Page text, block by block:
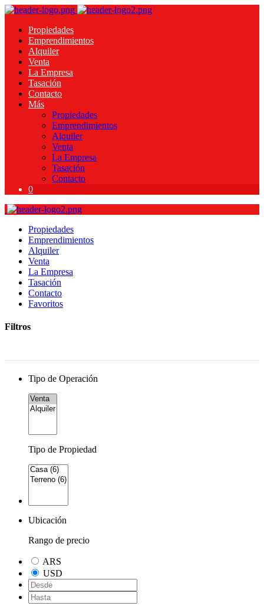
Propiedades
Emprendimientos
Alquiler
Venta
La Empresa
Tasación
Contacto
Más
Propiedades
Emprendimientos
Alquiler
Venta
La Empresa
Tasación
Contacto
0
Propiedades
Emprendimientos
Alquiler
Venta
La Empresa
Tasación
Contacto
Favoritos
Filtros
Tipo de Operación
Tipo de Propiedad
Ubicación
Rango de precio
ARS
USD